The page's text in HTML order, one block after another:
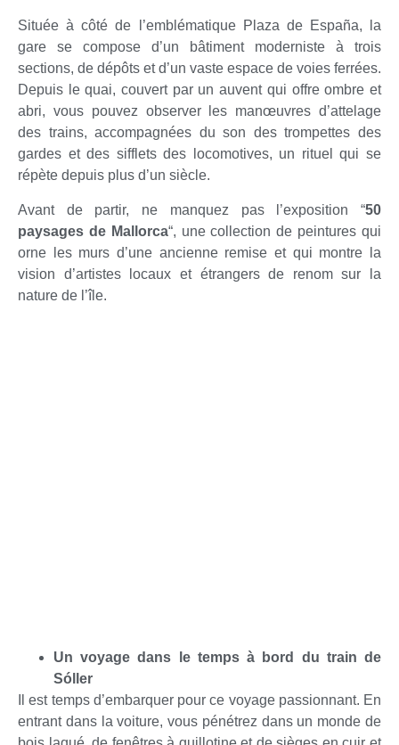
Située à côté de l’emblématique Plaza de España, la
gare se compose d’un bâtiment moderniste à trois
sections, de dépôts et d’un vaste espace de voies ferrées.
Depuis le quai, couvert par un auvent qui offre ombre et
abri, vous pouvez observer les manœuvres d’attelage
des trains, accompagnées du son des trompettes des
gardes et des sifflets des locomotives, un rituel qui se
répète depuis plus d’un siècle.
Avant de partir, ne manquez pas l’exposition “50
paysages de Mallorca“, une collection de peintures qui
orne les murs d’une ancienne remise et qui montre la
vision d’artistes locaux et étrangers de renom sur la
nature de l’île.
Un voyage dans le temps à bord du train de
Sóller
Il est temps d’embarquer pour ce voyage passionnant. En
entrant dans la voiture, vous pénétrez dans un monde de